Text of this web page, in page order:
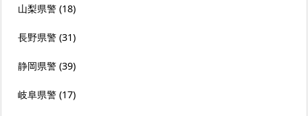
山梨県警 (18)
長野県警 (31)
静岡県警 (39)
岐阜県警 (17)